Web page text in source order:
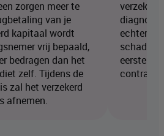
zorgen meer te
van je
kapitaal wordt
vrij bepaald,
bedragen dan het
zelf. Tijdens de
zal het verzekerd
afnemen.
diagnose
echter
eerste 60
contract.